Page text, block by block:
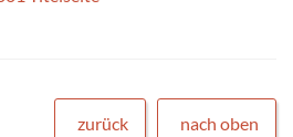
zurück nach oben